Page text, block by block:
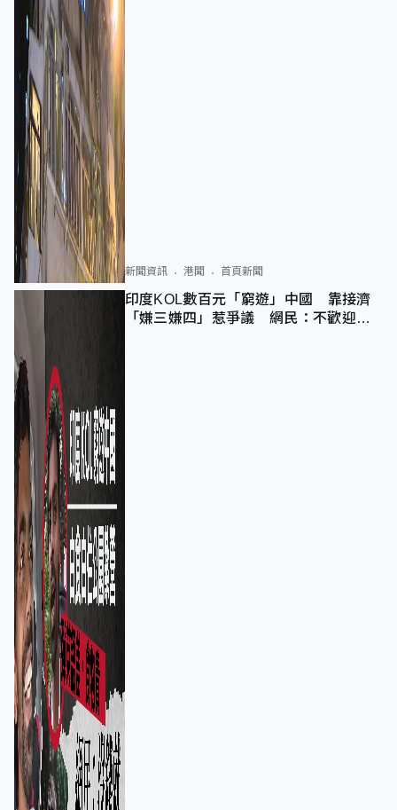
新聞資訊 港聞 首頁新聞
印度KOL數百元「窮遊」中國 靠接濟
「嫌三嫌四」惹爭議 網民：不歡迎劣